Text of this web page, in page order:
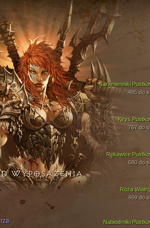
Kirys
767 do
Rękawice
680 do
Naramienniki
485 do
Nabiodrniki
Róża
469 do
WYPOSAŻENIA